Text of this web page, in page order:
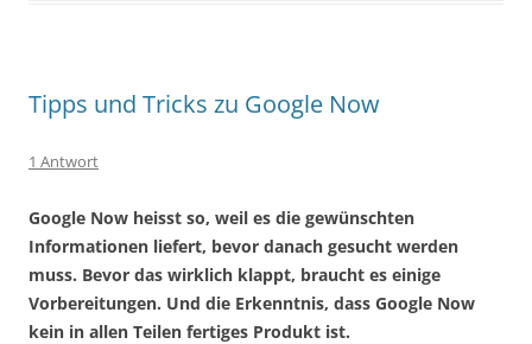
Tipps und Tricks zu Google Now
1 Antwort
Google Now heisst so, weil es die gewünschten
Informationen liefert, bevor danach gesucht werden
muss. Bevor das wirklich klappt, braucht es einige
Vorbereitungen. Und die Erkenntnis, dass Google Now
kein in allen Teilen fertiges Produkt ist.